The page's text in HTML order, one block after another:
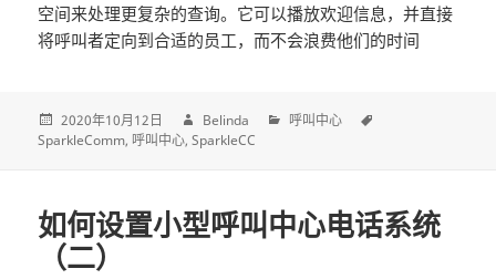
空间来处理更复杂的查询。它可以播放欢迎信息，并直接
将呼叫者定向到合适的员工，而不会浪费他们的时间
2020年10月12日 Belinda
呼叫中心
SparkleComm 呼叫中心 SparkleCC
如何设置小型呼叫中心电话系统
（二）